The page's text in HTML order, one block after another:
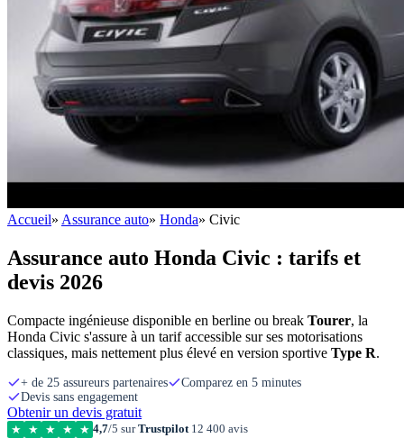
Accueil» Assurance auto» Honda» Civic
Assurance auto Honda Civic : tarifs et
devis 2026
Compacte ingénieuse disponible en berline ou break Tourer, la
Honda Civic s'assure à un tarif accessible sur ses motorisations
classiques, mais nettement plus élevé en version sportive Type R.
+ de 25 assureurs partenaires
Comparez en 5 minutes
Devis sans engagement
Obtenir un devis gratuit
★ ★ ★ ★ ★ 4,7/5 surTrustpilot12 400 avis